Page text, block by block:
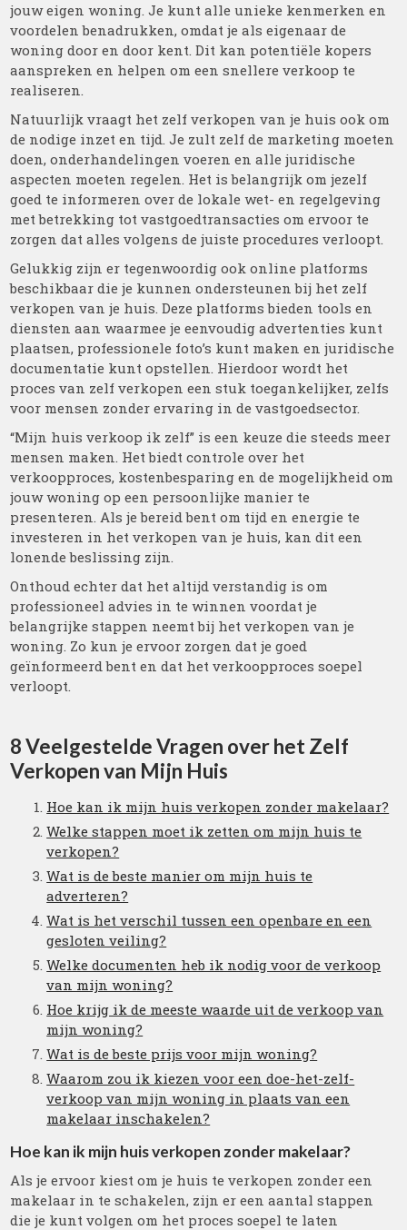
jouw eigen woning. Je kunt alle unieke kenmerken en
voordelen benadrukken, omdat je als eigenaar de
woning door en door kent. Dit kan potentiële kopers
aanspreken en helpen om een snellere verkoop te
realiseren.
Natuurlijk vraagt het zelf verkopen van je huis ook om
de nodige inzet en tijd. Je zult zelf de marketing moeten
doen, onderhandelingen voeren en alle juridische
aspecten moeten regelen. Het is belangrijk om jezelf
goed te informeren over de lokale wet- en regelgeving
met betrekking tot vastgoedtransacties om ervoor te
zorgen dat alles volgens de juiste procedures verloopt.
Gelukkig zijn er tegenwoordig ook online platforms
beschikbaar die je kunnen ondersteunen bij het zelf
verkopen van je huis. Deze platforms bieden tools en
diensten aan waarmee je eenvoudig advertenties kunt
plaatsen, professionele foto’s kunt maken en juridische
documentatie kunt opstellen. Hierdoor wordt het
proces van zelf verkopen een stuk toegankelijker, zelfs
voor mensen zonder ervaring in de vastgoedsector.
“Mijn huis verkoop ik zelf” is een keuze die steeds meer
mensen maken. Het biedt controle over het
verkoopproces, kostenbesparing en de mogelijkheid om
jouw woning op een persoonlijke manier te
presenteren. Als je bereid bent om tijd en energie te
investeren in het verkopen van je huis, kan dit een
lonende beslissing zijn.
Onthoud echter dat het altijd verstandig is om
professioneel advies in te winnen voordat je
belangrijke stappen neemt bij het verkopen van je
woning. Zo kun je ervoor zorgen dat je goed
geïnformeerd bent en dat het verkoopproces soepel
verloopt.
8 Veelgestelde Vragen over het Zelf
Verkopen van Mijn Huis
Hoe kan ik mijn huis verkopen zonder makelaar?
Welke stappen moet ik zetten om mijn huis te
verkopen?
Wat is de beste manier om mijn huis te
adverteren?
Wat is het verschil tussen een openbare en een
gesloten veiling?
Welke documenten heb ik nodig voor de verkoop
van mijn woning?
Hoe krijg ik de meeste waarde uit de verkoop van
mijn woning?
Wat is de beste prijs voor mijn woning?
Waarom zou ik kiezen voor een doe-het-zelf-
verkoop van mijn woning in plaats van een
makelaar inschakelen?
Hoe kan ik mijn huis verkopen zonder makelaar?
Als je ervoor kiest om je huis te verkopen zonder een
makelaar in te schakelen, zijn er een aantal stappen
die je kunt volgen om het proces soepel te laten